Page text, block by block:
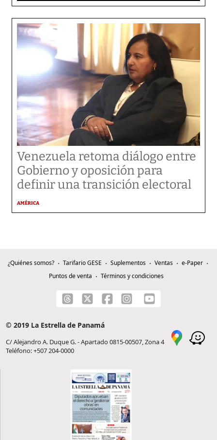
Venezuela retoma diálogo entre
Gobierno y oposición para
definir una transición electoral
AMÉRICA
¿Quiénes somos? Tarifario GESE Suplementos Ventas
e-Paper
Puntos de venta
Términos y condiciones
© 2019 La Estrella de Panamá
C/ Alejandro A. Duque G. - Apartado 0815-00507, Zona 4
Teléfono: +507 204-0000